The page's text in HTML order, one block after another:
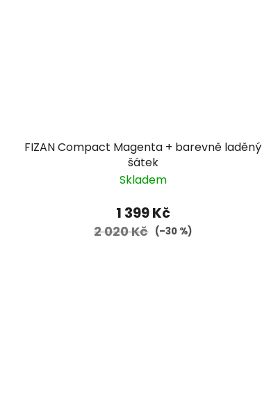
FIZAN Compact Magenta + barevně laděný
šátek
Skladem
1 399 Kč
2 020 Kč (–30 %)